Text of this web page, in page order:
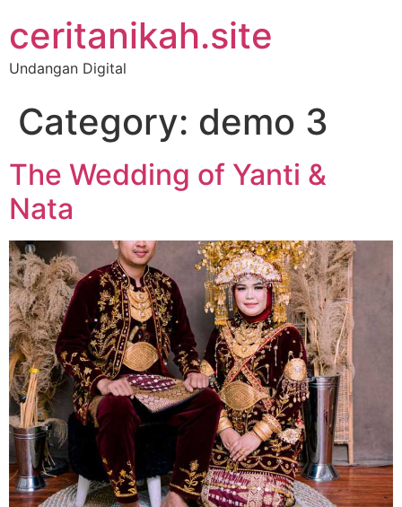
ceritanikah.site
Undangan Digital
Category: demo 3
The Wedding of Yanti &
Nata